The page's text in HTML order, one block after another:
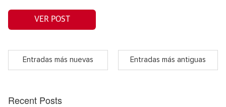
VER POST
Entradas más nuevas Entradas más antiguas
Recent Posts